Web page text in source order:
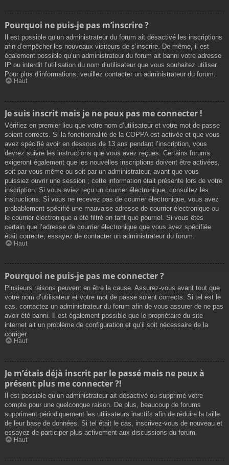
Pourquoi ne puis-je pas m’inscrire ?
Il est possible qu’un administrateur du forum ait désactivé les inscriptions
afin d’empêcher les nouveaux visiteurs de s’inscrire. De même, il est
également possible qu’un administrateur du forum ait banni votre adresse
IP ou interdit l’utilisation du nom d’utilisateur que vous souhaitez utiliser.
Pour plus d’informations, veuillez contacter un administrateur du forum.
Haut
Je suis inscrit mais je ne peux pas me connecter !
Vérifiez en premier lieu que votre nom d’utilisateur et votre mot de passe
soient corrects. Si la fonctionnalité de la COPPA est activée et que vous
avez spécifié avoir en dessous de 13 ans pendant l’inscription, vous
devrez suivre les instructions que vous avez reçues. Certains forums
exigeront également que les nouvelles inscriptions doivent être activées,
soit par vous-même ou soit par un administrateur, avant que vous
puissiez ouvrir une session ; cette information était présente lors de votre
inscription. Si vous aviez reçu un courrier électronique, consultez les
instructions. Si vous ne recevez pas de courrier électronique, vous avez
probablement spécifié une mauvaise adresse de courrier électronique ou
le courrier électronique a été filtré en tant que pourriel. Si vous êtes
certain que l’adresse de courrier électronique que vous avez spécifiée
était correcte, essayez de contacter un administrateur du forum.
Haut
Pourquoi ne puis-je pas me connecter ?
Plusieurs raisons peuvent en être la cause. Assurez-vous avant tout que
votre nom d’utilisateur et votre mot de passe soient corrects. Si tel est le
cas, contactez un administrateur du forum afin de vous assurer de ne pas
avoir été banni. Il est également possible que le propriétaire du site
internet ait un problème de configuration et qu’il soit nécessaire de la
corriger.
Haut
Je m’étais déjà inscrit par le passé mais ne peux à
présent plus me connecter ?!
Il est possible qu’un administrateur ait désactivé ou supprimé votre
compte pour une quelconque raison. De plus, beaucoup de forums
suppriment périodiquement les utilisateurs inactifs afin de réduire la taille
de leur base de données. Si tel était le cas, inscrivez-vous de nouveau et
essayez de participer plus activement aux discussions du forum.
Haut